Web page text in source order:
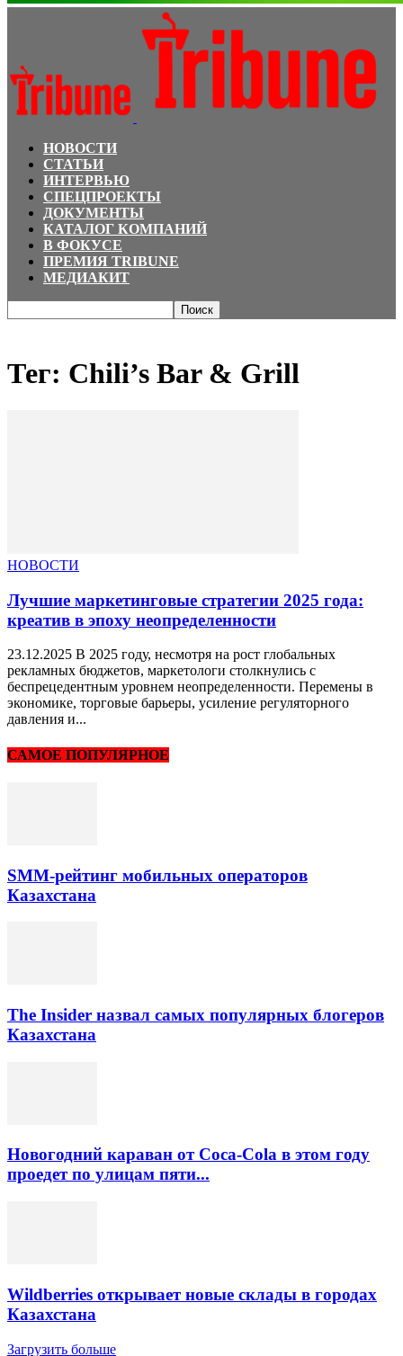
НОВОСТИ
СТАТЬИ
ИНТЕРВЬЮ
СПЕЦПРОЕКТЫ
ДОКУМЕНТЫ
КАТАЛОГ КОМПАНИЙ
В ФОКУСЕ
ПРЕМИЯ TRIBUNE
МЕДИАКИТ
Тег: Chili’s Bar & Grill
НОВОСТИ
Лучшие маркетинговые стратегии 2025 года:
креатив в эпоху неопределенности
23.12.2025 В 2025 году, несмотря на рост глобальных
рекламных бюджетов, маркетологи столкнулись с
беспрецедентным уровнем неопределенности. Перемены в
экономике, торговые барьеры, усиление регуляторного
давления и...
САМОЕ ПОПУЛЯРНОЕ
SMM-рейтинг мобильных операторов
Казахстана
The Insider назвал самых популярных блогеров
Казахстана
Новогодний караван от Coca-Cola в этом году
проедет по улицам пяти...
Wildberries открывает новые склады в городах
Казахстана
Загрузить больше